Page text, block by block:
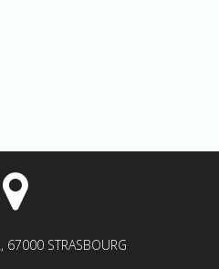
STRASBOURG